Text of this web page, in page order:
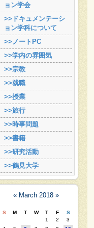
ョン学会
>>ドキュメンテーシ
ョン学科について
>>ノートPC
>>学内の雰囲気
>>宗教
>>就職
>>授業
>>旅行
>>時事問題
>>書籍
>>研究活動
>>鶴見大学
« March 2018 »
S M T W T F
S
1
2
3